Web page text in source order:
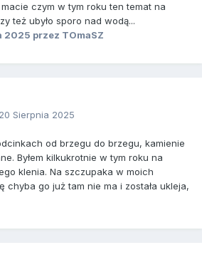
czym w tym roku ten temat na
też ubyło sporo nad wodą...
2025 przez TOmaSZ
20 Sierpnia 2025
od brzegu do brzegu, kamienie
Byłem kilkukrotnie w tym roku na
klenia. Na szczupaka w moich
chyba go już tam nie ma i została ukleja,